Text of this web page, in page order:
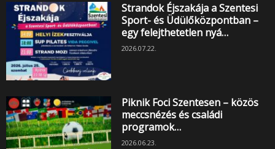
Strandok Éjszakája a Szentesi
Sport- és Üdülőközpontban –
egy felejthetetlen nyá…
2026.07.22.
Piknik Foci Szentesen – közös
meccsnézés és családi
programok…
2026.06.23.